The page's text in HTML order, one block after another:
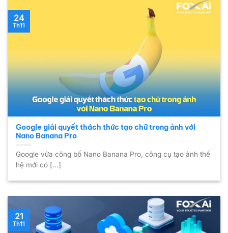
Google giải quyết thách thức tạo chữ trong ảnh với
Nano Banana Pro
Google vừa công bố Nano Banana Pro, công cụ tạo ảnh thế
hệ mới có [...]
24
Th11
21
Th11